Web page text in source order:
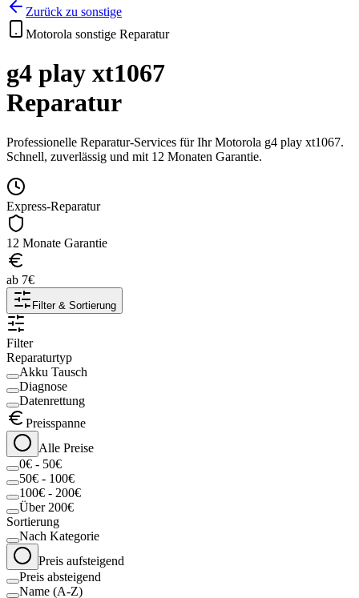
Zurück zu sonstige
Motorola sonstige Reparatur
g4 play xt1067
Reparatur
Professionelle Reparatur-Services für IhrMotorola g4 play xt1067.
Schnell, zuverlässig und mit 12 Monaten Garantie.
Express-Reparatur
12 Monate Garantie
ab 7€
Filter & Sortierung
Filter
Reparaturtyp
Akku Tausch
Diagnose
Datenrettung
Preisspanne
Alle Preise
0€ - 50€
50€ - 100€
100€ - 200€
Über 200€
Sortierung
Nach Kategorie
Preis aufsteigend
Preis absteigend
Name (A-Z)